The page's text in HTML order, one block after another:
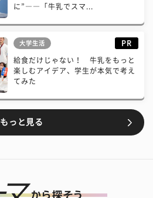
に”――「牛乳でスマ...
大学生活 PR
給食だけじゃない！ 牛乳をもっと
楽しむアイデア、学生が本気で考え
てみた
もっと見る